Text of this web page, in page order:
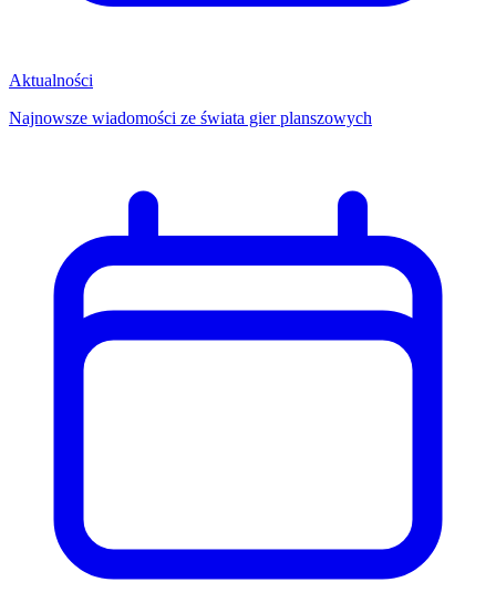
Aktualności
Najnowsze wiadomości ze świata gier planszowych